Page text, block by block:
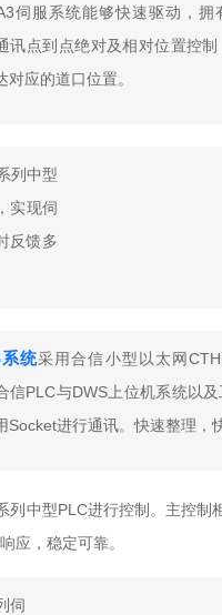
伺服系统能够快速驱动，拥
讯点到点绝对及相对位置控
对应的道口位置。
列中型
实现伺
反馈多
系统采用合信小型以太网
信PLC与DWS上位机系统以
Socket进行通讯。快速整理，
列中型PLC进行控制。主控
应，稳定可靠。
伺